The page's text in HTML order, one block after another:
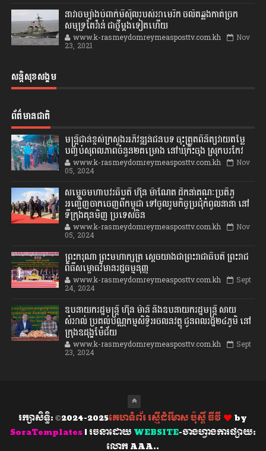
នាវាចម្បាំងបំពាក់មីស៊ីលរបស់អាមេរិក ចល័តឆ្លងកាត់ច្រក
សមុទ្រតៃវ៉ាន់ ជាថ្មីម្តងទៀតហើយ
www.k-rasmeydomreymeasposttv.com.kh Nov
23, 2021
សន្តិសុខសង្គម
ព័ត៌មានជាតិ
មន្ត្រីជាន់ខ្ពស់ក្រសួងអភិវឌ្ឍន៍ជនបទ ចុះត្រួតពិនិត្យវាយតម្លៃ
បញ្ចប់សុពលភាពចំនួន២គម្រោង នៅឃុំកិះចុង ស្រុកបរកែវ
www.k-rasmeydomreymeasposttv.com.kh Nov
05, 2024
សម្តេចមហាបវរធិបតី ហ៊ុន ម៉ាណែត ដឹកនាំគណៈប្រតិភូ
អញ្ជើញចាកចេញពីកម្ពុជា ទៅចូលរួមកិច្ចប្រជុំកំពូលនានា នៅ
ទីក្រុងគុនមិញ ប្រទេសចិន
www.k-rasmeydomreymeasposttv.com.kh Nov
05, 2024
ព្រះករុណា ព្រះមហាក្សត្រ ស្តេចយាងជាព្រះរាជាធិបតី ព្រះរាជ
ពិធីសម្ពោធវិមានរដ្ឋធម្មនុញ្ញ
www.k-rasmeydomreymeasposttv.com.kh Sept
24, 2024
ឧបនាយករដ្ឋមន្ដ្រី ហ៊ុន ម៉ានី និងឧបនាយករដ្ឋមន្ដ្រី សាយ
សំអាល់ ប្រគល់បណ្ណកម្មសិទ្ធិអចលនវត្ថុ ជូនពលរដ្ឋ២៤ភូមិ នៅ
ក្រុងឧដុង្គម៉ែជ័យ
www.k-rasmeydomreymeasposttv.com.kh Sept
23, 2024
រក្សាសិទ្ធិ: ©2024-2025គេហទំព័រ រស្មីដំរីមាស ប៉ុស្តិ៍ ធីវី
by
SoraTemplates| រចនាដោយ WEBSITE-ចាងហ្វាងការផ្សាយ:
លោក AAA..